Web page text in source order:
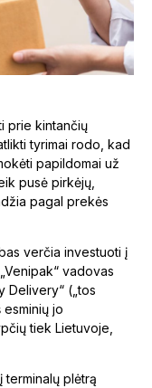
prie kintančių
tyrimai rodo, kad
papildomai už
pusė pirkėjų,
pagal prekės
verčia investuoti į
vadovas
Delivery“ („tos
jo
tiek Lietuvoje,
terminalų plėtrą